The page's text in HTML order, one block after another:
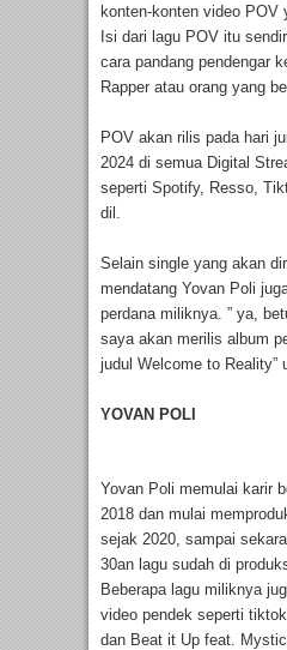
konten-konten video POV
Isi dari lagu POV itu
cara pandang pendengar
Rapper atau orang yang
POV akan rilis pada hari
2024 di semua Digital
seperti Spotify, Resso,
dil.
Selain single yang akan
mendatang Yovan Poli
perdana miliknya. ” ya,
saya akan merilis album
judul Welcome to Reality”
YOVAN POLI
Yovan Poli memulai karir
2018 dan mulai
sejak 2020, sampai
30an lagu sudah di
Beberapa lagu miliknya
video pendek seperti
dan Beat it Up feat.